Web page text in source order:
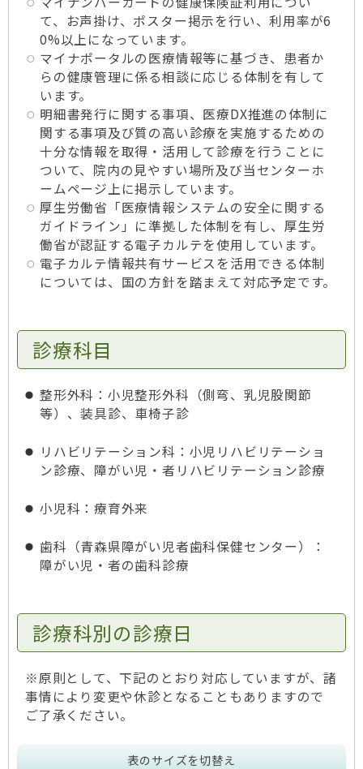
て、お声掛け、ポスター掲示を行い、利用率が6
0%以上になっています。
マイナポータルの医療情報等に基づき、患者か
らの健康管理に係る相談に応じる体制を有して
います。
明細書発行に関する事項、医療DX推進の体制に
関する事項及び質の高い診療を実施するための
十分な情報を取得・活用して診療を行うことに
ついて、院内の見やすい場所及び当センターホ
ームページ上に掲示しています。
厚生労働省「医療情報システムの安全に関する
ガイドライン」に準拠した体制を有し、厚生労
働省が認証する電子カルテを使用しています。
電子カルテ情報共有サービスを活用できる体制
については、国の方針を踏まえて対応予定です。
診療科目
整形外科：小児整形外科（側弯、乳児股関節
等）、装具診、車椅子診
リハビリテーション科：小児リハビリテーショ
ン診療、障がい児・者リハビリテーション診療
小児科：療育外来
歯科（青森県障がい児者歯科保健センター）：
障がい児・者の歯科診療
診療科別の診療日
※原則として、下記のとおり対応していますが、諸
事情により変更や休診となることもありますので
ご了承ください。
表のサイズを切替え